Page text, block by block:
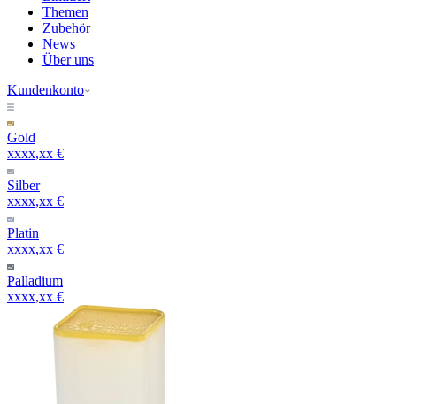
Themen
Zubehör
News
Über uns
Kundenkonto
Gold
xxxx,xx €
Silber
xxxx,xx €
Platin
xxxx,xx €
Palladium
xxxx,xx €